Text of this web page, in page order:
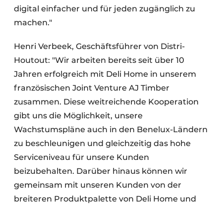
digital einfacher und für jeden zugänglich zu
machen."
Henri Verbeek, Geschäftsführer von Distri-
Houtout: "Wir arbeiten bereits seit über 10
Jahren erfolgreich mit Deli Home in unserem
französischen Joint Venture AJ Timber
zusammen. Diese weitreichende Kooperation
gibt uns die Möglichkeit, unsere
Wachstumspläne auch in den Benelux-Ländern
zu beschleunigen und gleichzeitig das hohe
Serviceniveau für unsere Kunden
beizubehalten. Darüber hinaus können wir
gemeinsam mit unseren Kunden von der
breiteren Produktpalette von Deli Home und